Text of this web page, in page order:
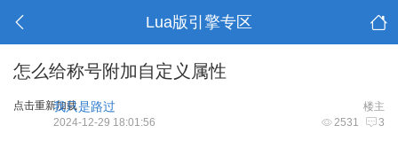
Lua版引擎专区
怎么给称号附加自定义属性
点击重新加载 楼主
我只是路过
2531 3
2024-12-29 18:01:56